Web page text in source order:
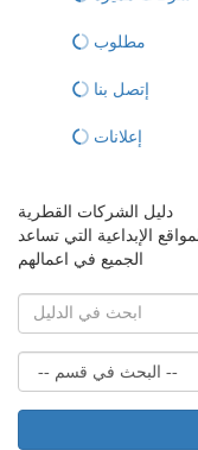
مطلوب
إتصل بنا
إعلانات
دليل الشركات القطرية
الإبداعية التي تساعد
الجميع في اعمالهم